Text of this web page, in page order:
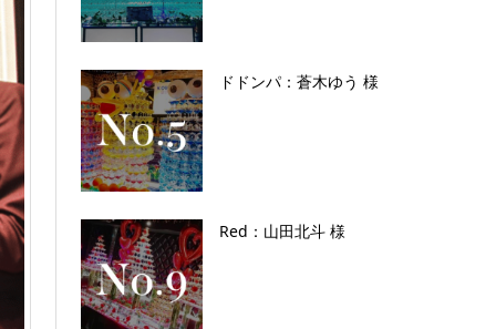
ドドンパ：蒼木ゆう 様
Red：山田北斗 様